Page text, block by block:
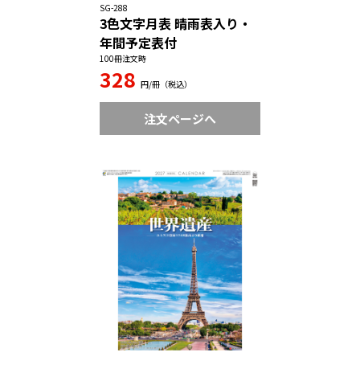
SG-288
3色文字月表 晴雨表入り・
年間予定表付
100冊注文時
328 円/冊（税込）
注文ページへ